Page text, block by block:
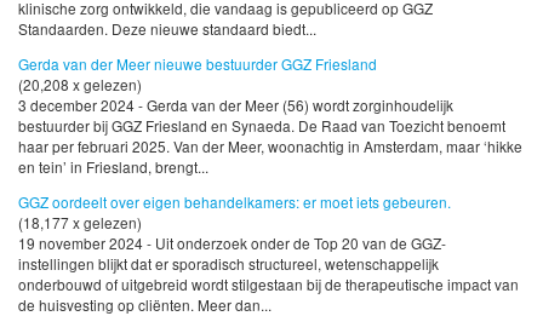
klinische zorg ontwikkeld, die vandaag is gepubliceerd op GGZ
Standaarden. Deze nieuwe standaard biedt...
Gerda van der Meer nieuwe bestuurder GGZ Friesland
(20,208 x gelezen)
3 december 2024 - Gerda van der Meer (56) wordt zorginhoudelijk
bestuurder bij GGZ Friesland en Synaeda. De Raad van Toezicht benoemt
haar per februari 2025. Van der Meer, woonachtig in Amsterdam, maar ‘hikke
en tein’ in Friesland, brengt...
GGZ oordeelt over eigen behandelkamers: er moet iets gebeuren.
(18,177 x gelezen)
19 november 2024 - Uit onderzoek onder de Top 20 van de GGZ-
instellingen blijkt dat er sporadisch structureel, wetenschappelijk
onderbouwd of uitgebreid wordt stilgestaan bij de therapeutische impact van
de huisvesting op cliënten. Meer dan...